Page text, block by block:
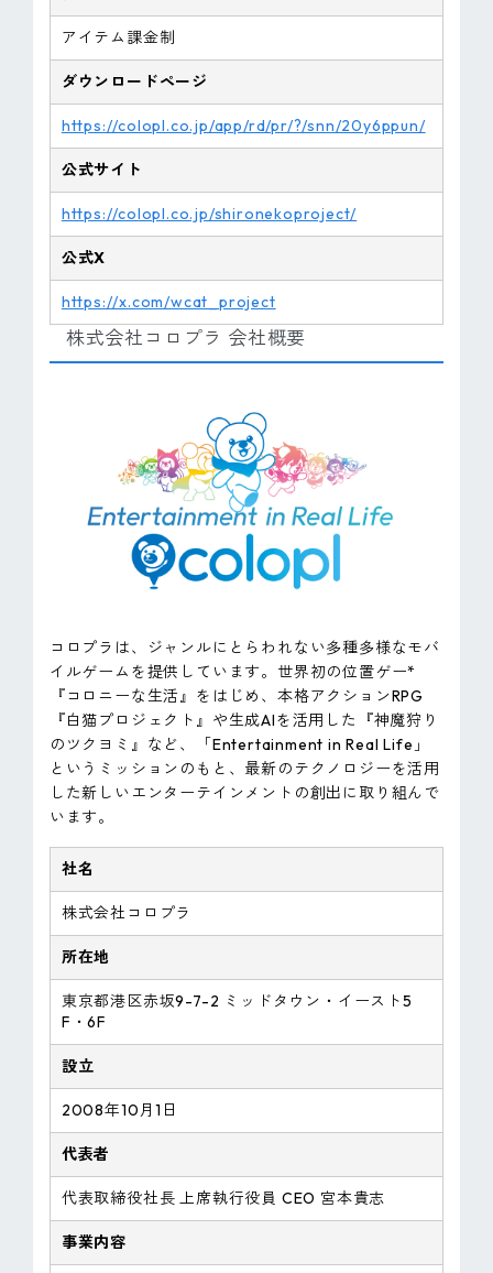
アイテム課金制
ダウンロードページ
https://colopl.co.jp/app/rd/pr/?/snn/20y6ppun/
公式サイト
https://colopl.co.jp/shironekoproject/
公式X
https://x.com/wcat_project
株式会社コロプラ 会社概要
コロプラは、ジャンルにとらわれない多種多様なモバ
イルゲームを提供しています。世界初の位置ゲー*
『コロニーな生活』をはじめ、本格アクションRPG
『白猫プロジェクト』や生成AIを活用した『神魔狩り
のツクヨミ』など、「Entertainment in Real Life」
というミッションのもと、最新のテクノロジーを活用
した新しいエンターテインメントの創出に取り組んで
います。
社名
株式会社コロプラ
所在地
東京都港区赤坂9-7-2 ミッドタウン・イースト5
F・6F
設立
2008年10月1日
代表者
代表取締役社長 上席執行役員 CEO 宮本貴志
事業内容